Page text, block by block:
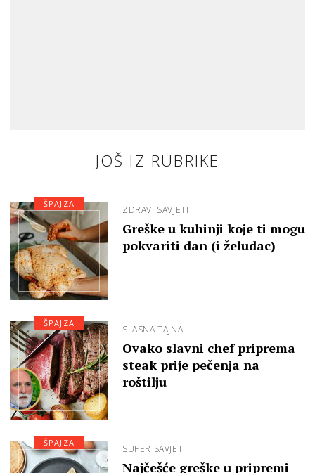
JOŠ IZ RUBRIKE
ZDRAVI SAVJETI
Greške u kuhinji koje ti mogu
pokvariti dan (i želudac)
ŠPAJZA
SLASNA TAJNA
Ovako slavni chef priprema
steak prije pečenja na
roštilju
ŠPAJZA
SUPER SAVJETI
Najčešće greške u pripremi
ŠPAJZA